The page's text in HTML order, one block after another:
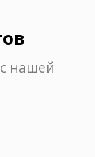
нашей